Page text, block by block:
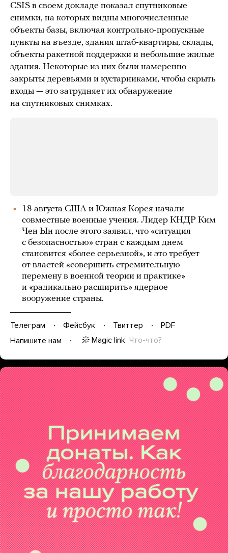
CSIS в своем докладе показал спутниковые
снимки, на которых видны многочисленные
объекты базы, включая контрольно-пропускные
пункты на въезде, здания штаб-квартиры, склады,
объекты ракетной поддержки и небольшие жилые
здания. Некоторые из них были намеренно
закрыты деревьями и кустарниками, чтобы скрыть
входы — это затрудняет их обнаружение
на спутниковых снимках.
18 августа США и Южная Корея начали
совместные военные учения. Лидер КНДР Ким
Чен Ын после этого заявил, что «ситуация
с безопасностью» стран с каждым днем
становится «более серьезной», и это требует
от властей «совершить стремительную
перемену в военной теории и практике»
и «радикально расширить» ядерное
вооружение страны.
Телеграм Фейсбук Твиттер
PDF
Напишите нам
Magic link Что-что?